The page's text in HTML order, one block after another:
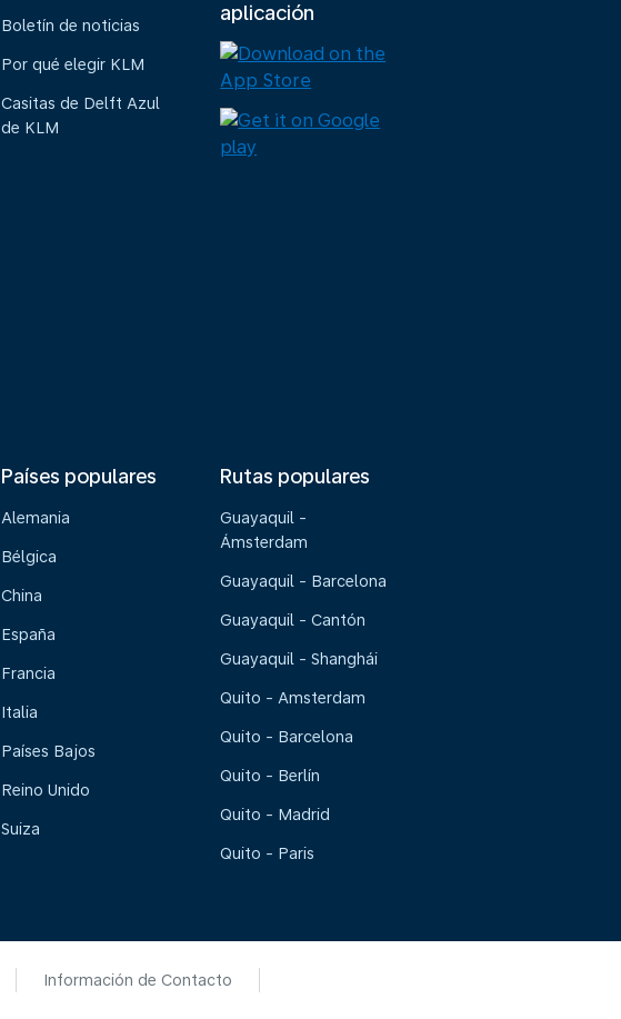
Boletín de noticias
Por qué elegir KLM
Casitas de Delft Azul
de KLM
aplicación
Países populares
Alemania
Bélgica
China
España
Francia
Italia
Países Bajos
Reino Unido
Suiza
Rutas populares
Guayaquil -
Ámsterdam
Guayaquil - Barcelona
Guayaquil - Cantón
Guayaquil - Shanghái
Quito - Amsterdam
Quito - Barcelona
Quito - Berlín
Quito - Madrid
Quito - Paris
Información de Contacto